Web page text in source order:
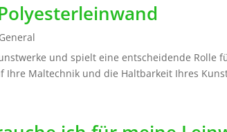
General
und spielt eine entscheidende Rolle
Maltechnik und die Haltbarkeit Ihres